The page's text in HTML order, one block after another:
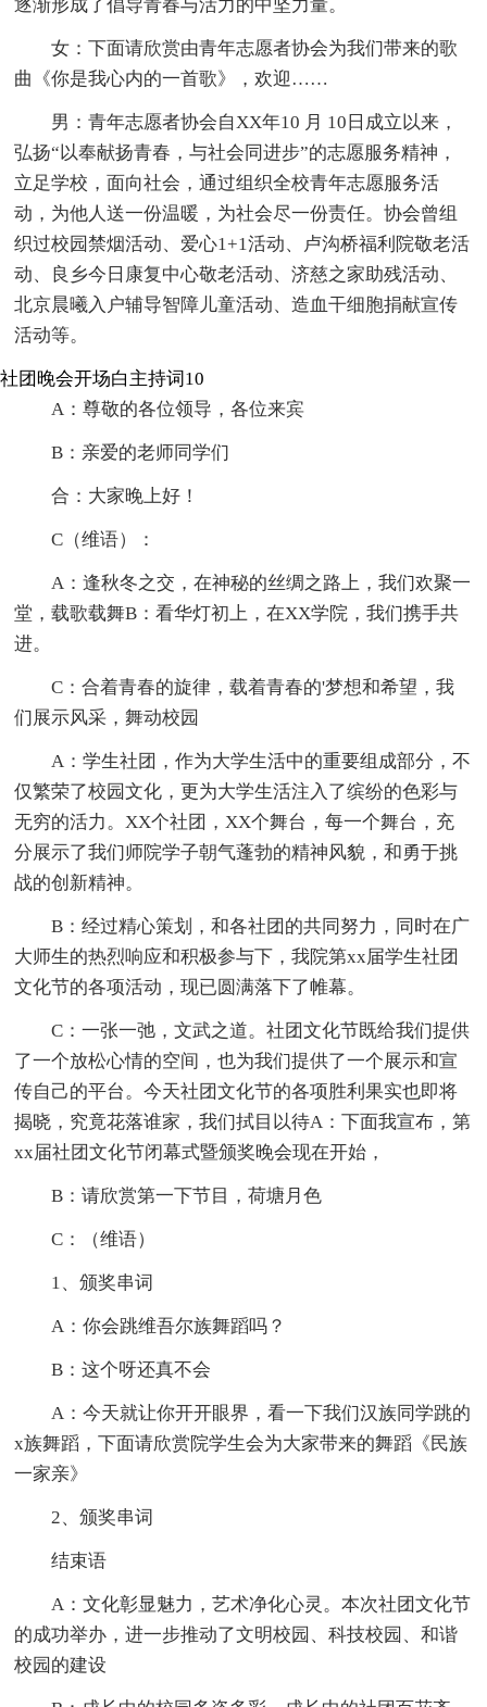
逐渐形成了倡导青春与活力的中坚力量。
女：下面请欣赏由青年志愿者协会为我们带来的歌
曲《你是我心内的一首歌》，欢迎……
男：青年志愿者协会自XX年10 月 10日成立以来，
弘扬“以奉献扬青春，与社会同进步”的志愿服务精神，
立足学校，面向社会，通过组织全校青年志愿服务活
动，为他人送一份温暖，为社会尽一份责任。协会曾组
织过校园禁烟活动、爱心1+1活动、卢沟桥福利院敬老活
动、良乡今日康复中心敬老活动、济慈之家助残活动、
北京晨曦入户辅导智障儿童活动、造血干细胞捐献宣传
活动等。
社团晚会开场白主持词10
A：尊敬的各位领导，各位来宾
B：亲爱的老师同学们
合：大家晚上好！
C（维语）：
A：逢秋冬之交，在神秘的丝绸之路上，我们欢聚一
堂，载歌载舞B：看华灯初上，在XX学院，我们携手共
进。
C：合着青春的旋律，载着青春的'梦想和希望，我
们展示风采，舞动校园
A：学生社团，作为大学生活中的重要组成部分，不
仅繁荣了校园文化，更为大学生活注入了缤纷的色彩与
无穷的活力。XX个社团，XX个舞台，每一个舞台，充
分展示了我们师院学子朝气蓬勃的精神风貌，和勇于挑
战的创新精神。
B：经过精心策划，和各社团的共同努力，同时在广
大师生的热烈响应和积极参与下，我院第xx届学生社团
文化节的各项活动，现已圆满落下了帷幕。
C：一张一弛，文武之道。社团文化节既给我们提供
了一个放松心情的空间，也为我们提供了一个展示和宣
传自己的平台。今天社团文化节的各项胜利果实也即将
揭晓，究竟花落谁家，我们拭目以待A：下面我宣布，第
xx届社团文化节闭幕式暨颁奖晚会现在开始，
B：请欣赏第一下节目，荷塘月色
C：（维语）
1、颁奖串词
A：你会跳维吾尔族舞蹈吗？
B：这个呀还真不会
A：今天就让你开开眼界，看一下我们汉族同学跳的
x族舞蹈，下面请欣赏院学生会为大家带来的舞蹈《民族
一家亲》
2、颁奖串词
结束语
A：文化彰显魅力，艺术净化心灵。本次社团文化节
的成功举办，进一步推动了文明校园、科技校园、和谐
校园的建设